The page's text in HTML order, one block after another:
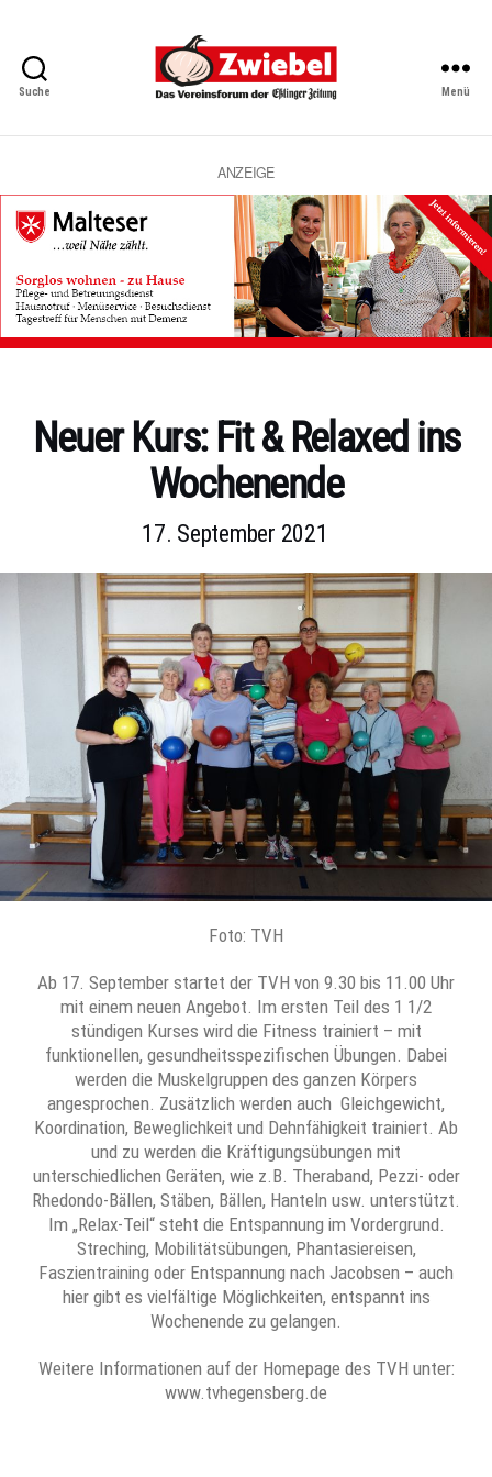
Suche
Vereinsforum
Eßlinger
Zeitung
Menü
ANZEIGE
Kategorien
Neuer Kurs: Fit & Relaxed ins
Wochenende
17. September 2021
Foto: TVH
Ab 17. September startet der TVH von 9.30 bis 11.00 Uhr
mit einem neuen Angebot. Im ersten Teil des 1 1/2
stündigen Kurses wird die Fitness trainiert – mit
funktionellen, gesundheitsspezifischen Übungen. Dabei
werden die Muskelgruppen des ganzen Körpers
angesprochen. Zusätzlich werden auch Gleichgewicht,
Koordination, Beweglichkeit und Dehnfähigkeit trainiert. Ab
und zu werden die Kräftigungsübungen mit
unterschiedlichen Geräten, wie z.B. Theraband, Pezzi- oder
Rhedondo-Bällen, Stäben, Bällen, Hanteln usw. unterstützt.
Im „Relax-Teil“ steht die Entspannung im Vordergrund.
Streching, Mobilitätsübungen, Phantasiereisen,
Faszientraining oder Entspannung nach Jacobsen – auch
hier gibt es vielfältige Möglichkeiten, entspannt ins
Wochenende zu gelangen.
Weitere Informationen auf der Homepage des TVH unter:
www.tvhegensberg.de